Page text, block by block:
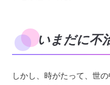
いまだに不
しかし、時がたって、世